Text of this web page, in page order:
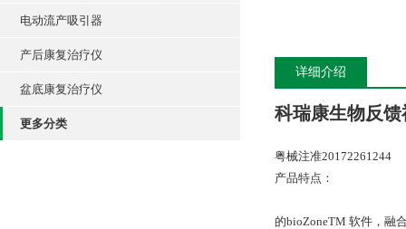
电动流产吸引器
产后康复治疗仪
盆底康复治疗仪
更多分类
详细介绍
科瑞康生物反
粤械注准20172261244
产品特点：
的bioZoneTM 软件，融